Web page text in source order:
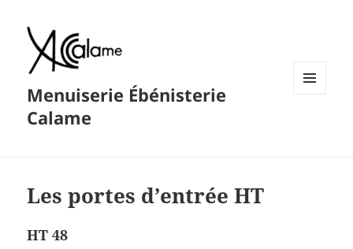
Menuiserie Ébénisterie
Calame
Les portes d’entrée HT
HT 48